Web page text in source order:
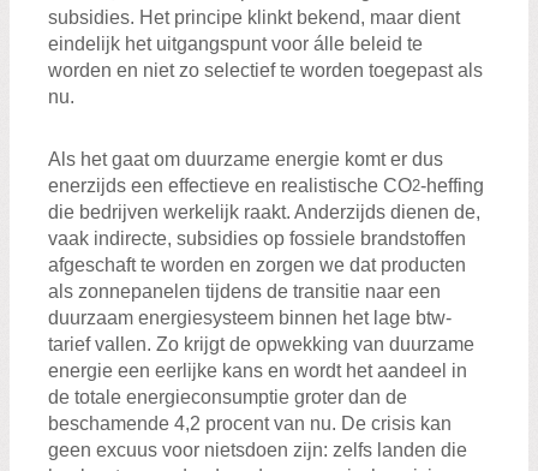
subsidies. Het principe klinkt bekend, maar dient
eindelijk het uitgangspunt voor álle beleid te
worden en niet zo selectief te worden toegepast als
nu.
Als het gaat om duurzame energie komt er dus
enerzijds een effectieve en realistische CO2-heffing
die bedrijven werkelijk raakt. Anderzijds dienen de,
vaak indirecte, subsidies op fossiele brandstoffen
afgeschaft te worden en zorgen we dat producten
als zonnepanelen tijdens de transitie naar een
duurzaam energiesysteem binnen het lage btw-
tarief vallen. Zo krijgt de opwekking van duurzame
energie een eerlijke kans en wordt het aandeel in
de totale energieconsumptie groter dan de
beschamende 4,2 procent van nu. De crisis kan
geen excuus voor nietsdoen zijn: zelfs landen die